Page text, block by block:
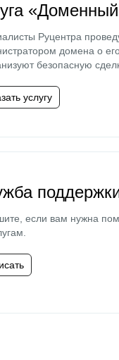
Руцентра
домена о
безопасную
услугу
если вам нужна